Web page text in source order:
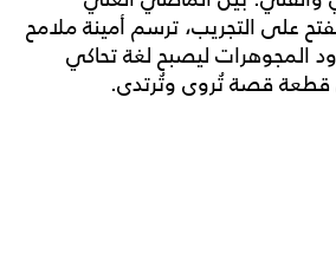
على التجريب، ترسم أمينة ملامح
المجوهرات ليصبح لغة تحاكي
قصة تُروى وتُرتدى.